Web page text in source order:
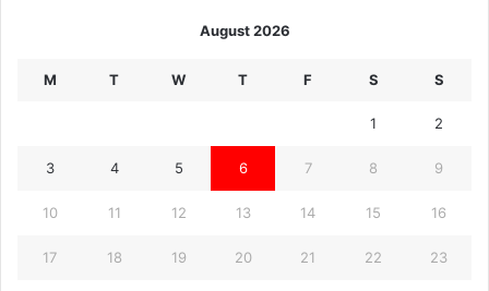
August 2026
M T W T F S S
1 2
3 4 5 6 7 8 9
10 11 12 13 14 15 16
17 18 19 20 21 22 23